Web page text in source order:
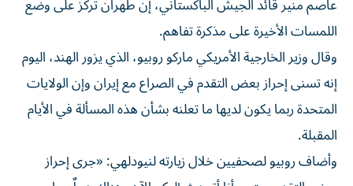
اللمسات الأخيرة على مذكرة تفاهم.
وقال وزير الخارجية الأمريكي ماركو روبيو، الذي يزور الهند، اليوم
إنه تسنى إحراز بعض التقدم ⁠في الصراع مع إيران وإن الولايات
المتحدة ربما يكون لديها ما تعلنه بشأن هذه المسألة في الأيام
المقبلة.
وأضاف روبيو لصحفيين خلال زيارته لنيودلهي: «جرى إحراز